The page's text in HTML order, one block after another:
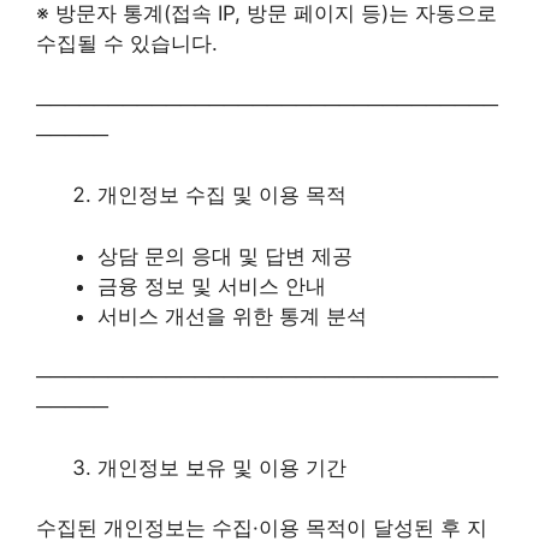
※ 방문자 통계(접속 IP, 방문 페이지 등)는 자동으로
수집될 수 있습니다.
────────────────────────────────
─────
개인정보 수집 및 이용 목적
상담 문의 응대 및 답변 제공
금융 정보 및 서비스 안내
서비스 개선을 위한 통계 분석
────────────────────────────────
─────
개인정보 보유 및 이용 기간
수집된 개인정보는 수집·이용 목적이 달성된 후 지